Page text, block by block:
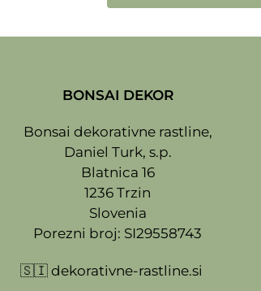
BONSAI DEKOR
Bonsai dekorativne rastline,
Daniel Turk, s.p.
Blatnica 16
1236 Trzin
Slovenia
Porezni broj: SI29558743
🇸🇮 dekorativne-rastline.si